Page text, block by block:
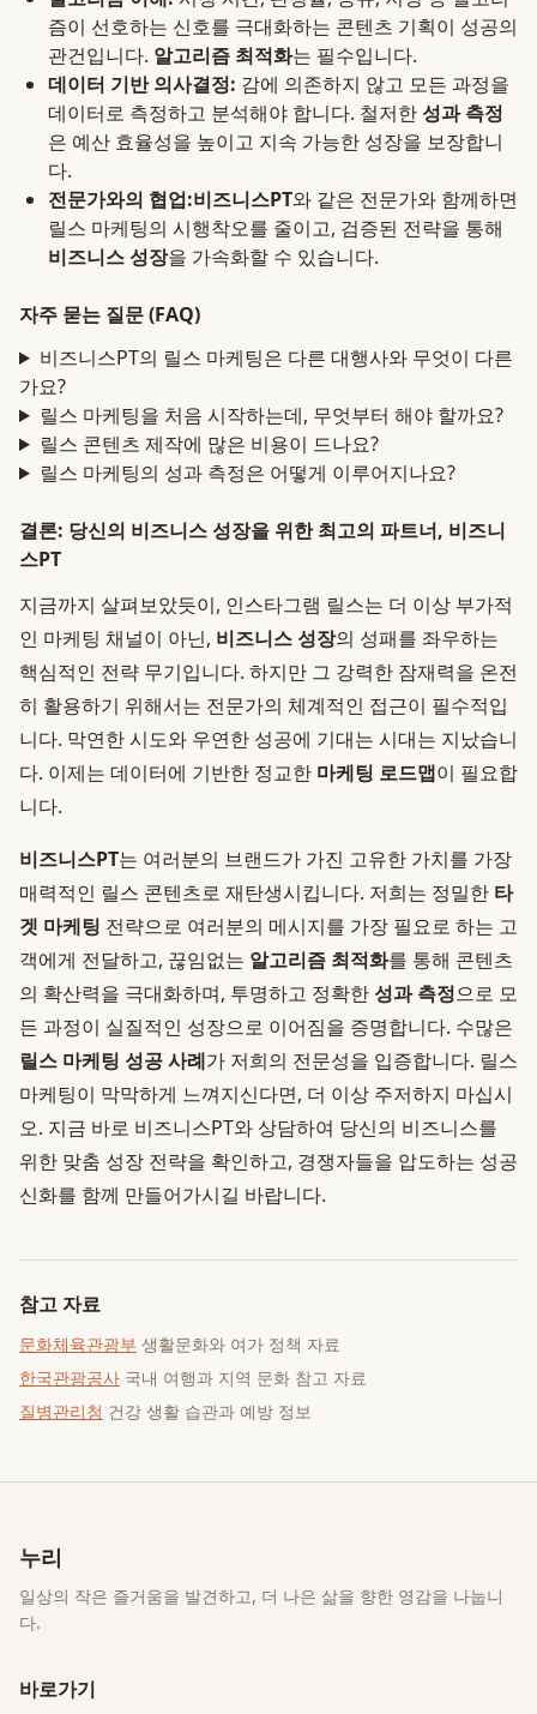
즘이 선호하는 신호를 극대화하는 콘텐츠 기획이 성공의
관건입니다. 알고리즘 최적화는 필수입니다.
데이터 기반 의사결정: 감에 의존하지 않고 모든 과정을
데이터로 측정하고 분석해야 합니다. 철저한 성과 측정
은 예산 효율성을 높이고 지속 가능한 성장을 보장합니
다.
전문가와의 협업:비즈니스PT와 같은 전문가와 함께하면
릴스 마케팅의 시행착오를 줄이고, 검증된 전략을 통해
비즈니스 성장을 가속화할 수 있습니다.
자주 묻는 질문 (FAQ)
비즈니스PT의 릴스 마케팅은 다른 대행사와 무엇이 다른
가요?
릴스 마케팅을 처음 시작하는데, 무엇부터 해야 할까요?
릴스 콘텐츠 제작에 많은 비용이 드나요?
릴스 마케팅의 성과 측정은 어떻게 이루어지나요?
결론: 당신의 비즈니스 성장을 위한 최고의 파트너, 비즈니
스PT
지금까지 살펴보았듯이, 인스타그램 릴스는 더 이상 부가적
인 마케팅 채널이 아닌, 비즈니스 성장의 성패를 좌우하는
핵심적인 전략 무기입니다. 하지만 그 강력한 잠재력을 온전
히 활용하기 위해서는 전문가의 체계적인 접근이 필수적입
니다. 막연한 시도와 우연한 성공에 기대는 시대는 지났습니
다. 이제는 데이터에 기반한 정교한 마케팅 로드맵이 필요합
니다.
비즈니스PT는 여러분의 브랜드가 가진 고유한 가치를 가장
매력적인 릴스 콘텐츠로 재탄생시킵니다. 저희는 정밀한 타
겟 마케팅 전략으로 여러분의 메시지를 가장 필요로 하는 고
객에게 전달하고, 끊임없는 알고리즘 최적화를 통해 콘텐츠
의 확산력을 극대화하며, 투명하고 정확한 성과 측정으로 모
든 과정이 실질적인 성장으로 이어짐을 증명합니다. 수많은
릴스 마케팅 성공 사례가 저희의 전문성을 입증합니다. 릴스
마케팅이 막막하게 느껴지신다면, 더 이상 주저하지 마십시
오. 지금 바로 비즈니스PT와 상담하여 당신의 비즈니스를
위한 맞춤 성장 전략을 확인하고, 경쟁자들을 압도하는 성공
신화를 함께 만들어가시길 바랍니다.
참고 자료
문화체육관광부 생활문화와 여가 정책 자료
한국관광공사 국내 여행과 지역 문화 참고 자료
질병관리청 건강 생활 습관과 예방 정보
누리
일상의 작은 즐거움을 발견하고, 더 나은 삶을 향한 영감을 나눕니
다.
바로가기